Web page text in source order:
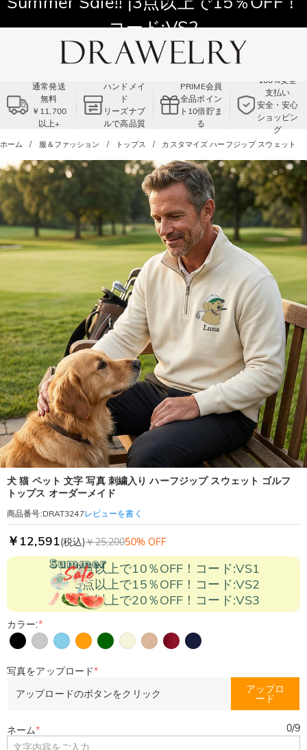
11,700円以上通常配送無料！
Summer Sale!! |3点以上で15％OFF！
コード:VS2
通常発送
無料
￥11,700
以上+
ハンドメイ
ド
リーズナブ
ルで高品質
PRIME会員
全品ポイン
ト10倍貯ま
る
100%安全
支払い
安全・安心
ショッピン
グ
ホーム 服＆ファッション トップス カスタマイズ ハーフジップ スウェット
犬 猫 ペット 文字 写真 刺繍入り ハーフジップ スウェット ゴルフ
トップス オーダーメイド
商品番号:DRAT3247レビューを書く
￥12,591(税込)￥25,20050% OFF
2点以上で10％OFF！コード:VS1
3点以上で15％OFF！コード:VS2
5点以上で20％OFF！コード:VS3
カラー:*
写真をアップロード*
アップロードのボタンをクリック
アップロ
ード
ネーム* 0/9